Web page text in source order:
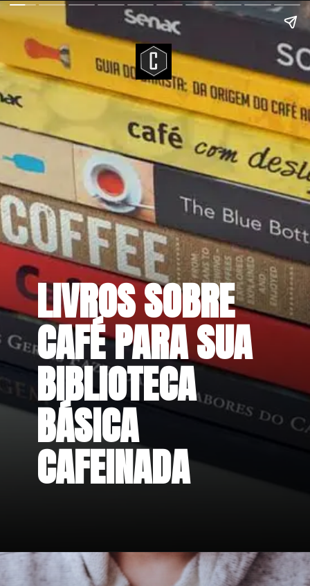
LIVROS SOBRE
CAFÉ PARA SUA
BIBLIOTECA
BÁSICA
CAFEINADA